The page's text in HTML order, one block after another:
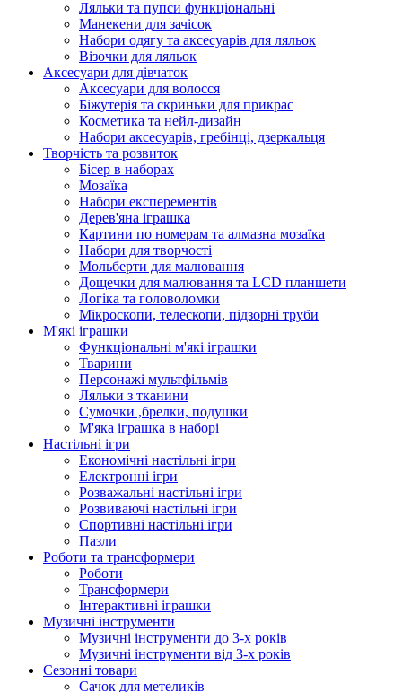
Ляльки та пупси функціональні
Манекени для зачісок
Набори одягу та аксесуарів для ляльок
Візочки для ляльок
Аксесуари для дівчаток
Аксесуари для волосся
Біжутерія та скриньки для прикрас
Косметика та нейл-дизайн
Набори аксесуарів, гребінці, дзеркальця
Творчість та розвиток
Бісер в наборах
Мозаїка
Набори експерементів
Дерев'яна іграшка
Картини по номерам та алмазна мозаїка
Набори для творчості
Мольберти для малювання
Дощечки для малювання та LCD планшети
Логіка та головоломки
Мікроскопи, телескопи, підзорні труби
М'які іграшки
Функціональні м'які іграшки
Тварини
Персонажі мультфільмів
Ляльки з тканини
Сумочки ,брелки, подушки
М'яка іграшка в наборі
Настільні ігри
Економічні настільні ігри
Електронні ігри
Розважальні настільні ігри
Розвиваючі настільні ігри
Спортивні настільні ігри
Пазли
Роботи та трансформери
Роботи
Трансформери
Інтерактивні іграшки
Музичні інструменти
Музичні інструменти до 3-х років
Музичні інструменти від 3-х років
Сезонні товари
Сачок для метеликів